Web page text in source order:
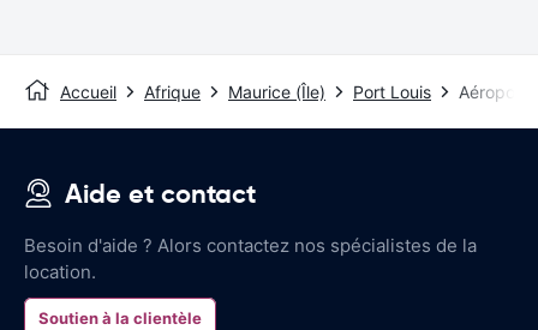
Accueil Afrique Maurice (Île) Port Louis Aéroport
Aide et contact
Besoin d'aide ? Alors contactez nos spécialistes de la
location.
Soutien à la clientèle